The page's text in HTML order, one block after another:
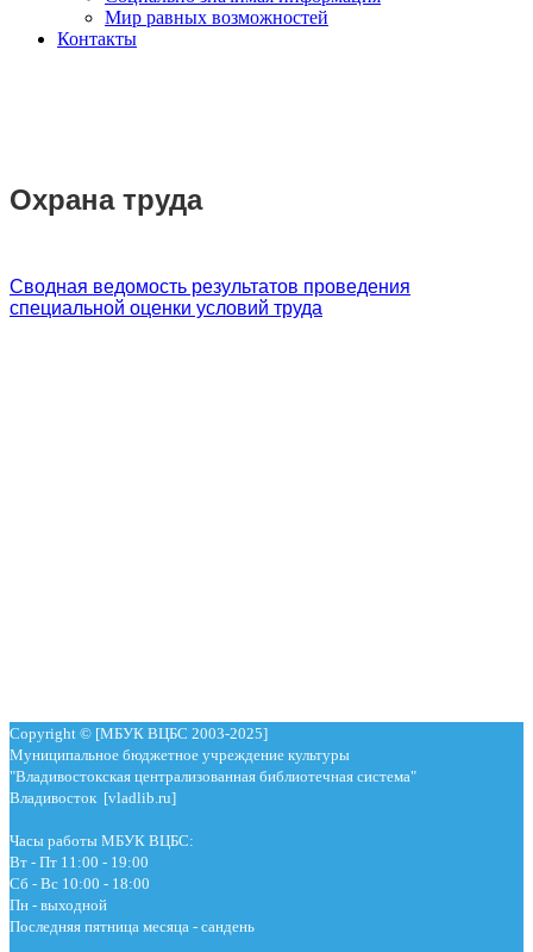
Мир равных возможностей
Контакты
Охрана труда
Сводная ведомость результатов проведения
специальной оценки условий труда
Copyright © [МБУК ВЦБС 2003-2025]
Муниципальное бюджетное учреждение культуры
"Владивостокская централизованная библиотечная система"
Владивосток [vladlib.ru]
Часы работы МБУК ВЦБС:
Вт - Пт 11:00 - 19:00
Сб - Вс 10:00 - 18:00
Пн - выходной
Последняя пятница месяца - сандень